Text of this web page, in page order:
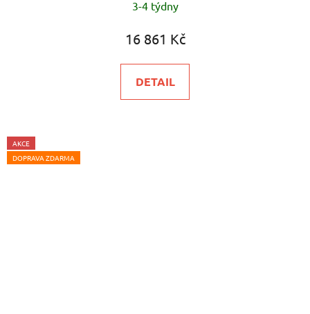
3-4 týdny
16 861 Kč
DETAIL
AKCE
DOPRAVA ZDARMA